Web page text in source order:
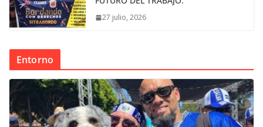
27 julio, 2026
Entorno